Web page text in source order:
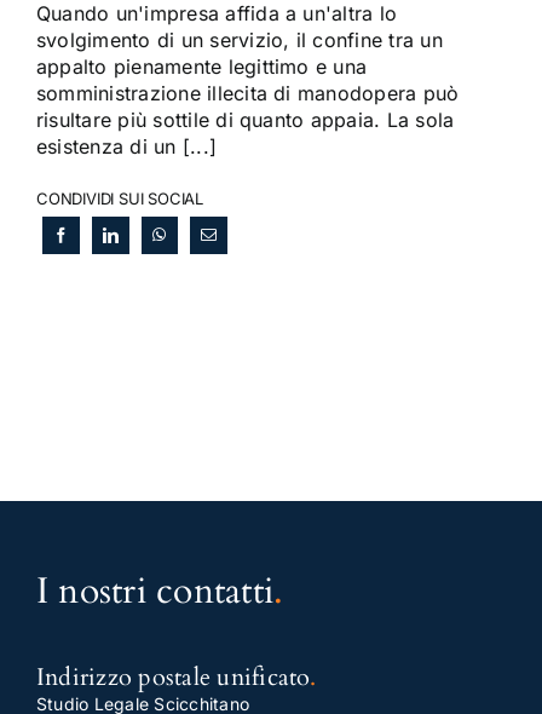
Quando un'impresa affida a un'altra lo
svolgimento di un servizio, il confine tra un
appalto pienamente legittimo e una
somministrazione illecita di manodopera può
risultare più sottile di quanto appaia. La sola
esistenza di un [...]
CONDIVIDI SUI SOCIAL
I nostri contatti.
Indirizzo postale unificato.
Studio Legale Scicchitano